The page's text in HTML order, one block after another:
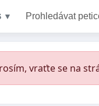
▼ Prohledávat
vraťte se na